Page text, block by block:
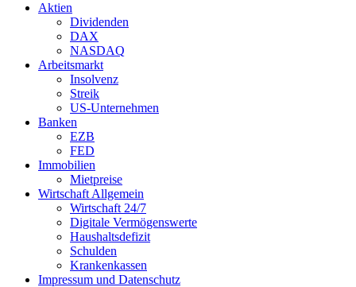
Aktien
Dividenden
DAX
NASDAQ
Arbeitsmarkt
Insolvenz
Streik
US-Unternehmen
Banken
EZB
FED
Immobilien
Mietpreise
Wirtschaft Allgemein
Wirtschaft 24/7
Digitale Vermögenswerte
Haushaltsdefizit
Schulden
Krankenkassen
Impressum und Datenschutz